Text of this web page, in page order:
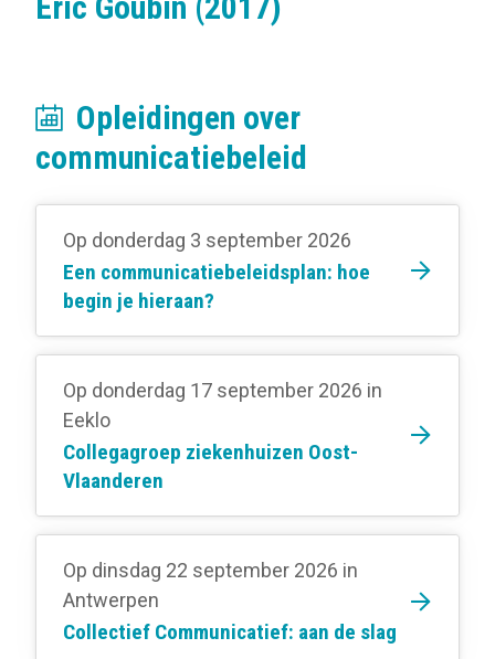
Opleidingen over
communicatiebeleid
Op donderdag 3 september 2026
Een communicatiebeleidsplan: hoe
begin je hieraan?
Op donderdag 17 september 2026 in
Eeklo
Collegagroep ziekenhuizen Oost-
Vlaanderen
Op dinsdag 22 september 2026 in
Antwerpen
Collectief Communicatief: aan de slag